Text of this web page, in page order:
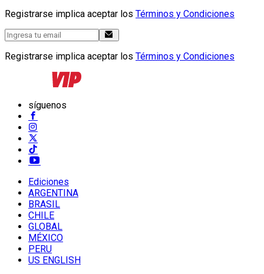
Registrarse implica aceptar los Términos y Condiciones
Registrarse implica aceptar los Términos y Condiciones
síguenos
Ediciones
ARGENTINA
BRASIL
CHILE
GLOBAL
MÉXICO
PERU
US ENGLISH